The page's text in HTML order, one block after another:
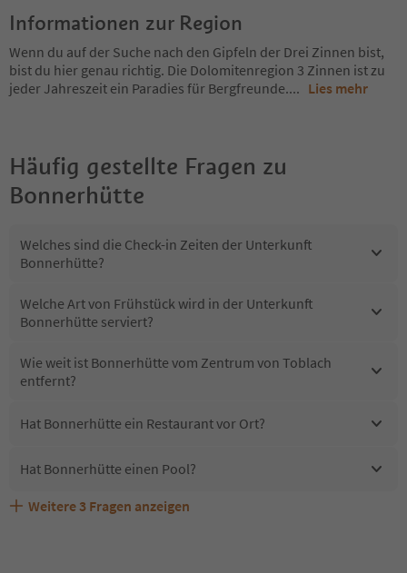
Informationen zur Region
Wenn du auf der Suche nach den Gipfeln der Drei Zinnen bist,
bist du hier genau richtig. Die Dolomitenregion 3 Zinnen ist zu
jeder Jahreszeit ein Paradies für Bergfreunde.... Lies mehr
Häufig gestellte Fragen zu
Bonnerhütte
Welches sind die Check-in Zeiten der Unterkunft
Bonnerhütte?
Welche Art von Frühstück wird in der Unterkunft
Bonnerhütte serviert?
Wie weit ist Bonnerhütte vom Zentrum von Toblach
entfernt?
Hat Bonnerhütte ein Restaurant vor Ort?
Hat Bonnerhütte einen Pool?
Sind Haustiere in der Unterkunft Bonnerhütte erlaubt?
Welche Services bietet Bonnerhütte?
Erhalten die Gäste von Bonnerhütte einen Südtirol
Weitere 3 Fragen anzeigen